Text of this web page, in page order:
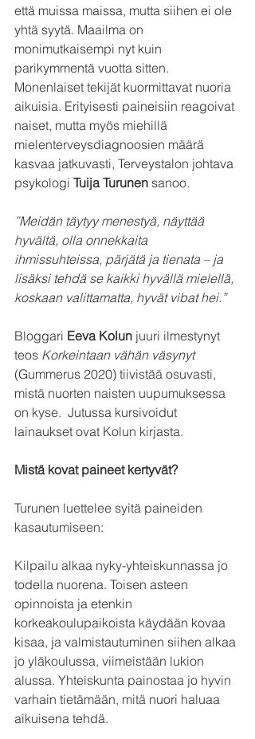
että muissa maissa, mutta siihen ei ole
yhtä syytä. Maailma on
monimutkaisempi nyt kuin
parikymmentä vuotta sitten.
Monenlaiset tekijät kuormittavat nuoria
aikuisia. Erityisesti paineisiin reagoivat
naiset, mutta myös miehillä
mielenterveysdiagnoosien määrä
kasvaa jatkuvasti, Terveystalon johtava
psykologi Tuija Turunen sanoo.
”Meidän täytyy menestyä, näyttää
hyvältä, olla onnekkaita
ihmissuhteissa, pärjätä ja tienata – ja
lisäksi tehdä se kaikki hyvällä mielellä,
koskaan valittamatta, hyvät vibat hei.”
Bloggari Eeva Kolun juuri ilmestynyt
teos Korkeintaan vähän väsynyt
(Gummerus 2020) tiivistää osuvasti,
mistä nuorten naisten uupumuksessa
on kyse.  Jutussa kursivoidut
lainaukset ovat Kolun kirjasta.
Mistä kovat paineet kertyvät?
Turunen luettelee syitä paineiden
kasautumiseen:
Kilpailu alkaa nyky-yhteiskunnassa jo
todella nuorena. Toisen asteen
opinnoista ja etenkin
korkeakoulupaikoista käydään kovaa
kisaa, ja valmistautuminen siihen alkaa
jo yläkoulussa, viimeistään lukion
alussa. Yhteiskunta painostaa jo hyvin
varhain tietämään, mitä nuori haluaa
aikuisena tehdä.